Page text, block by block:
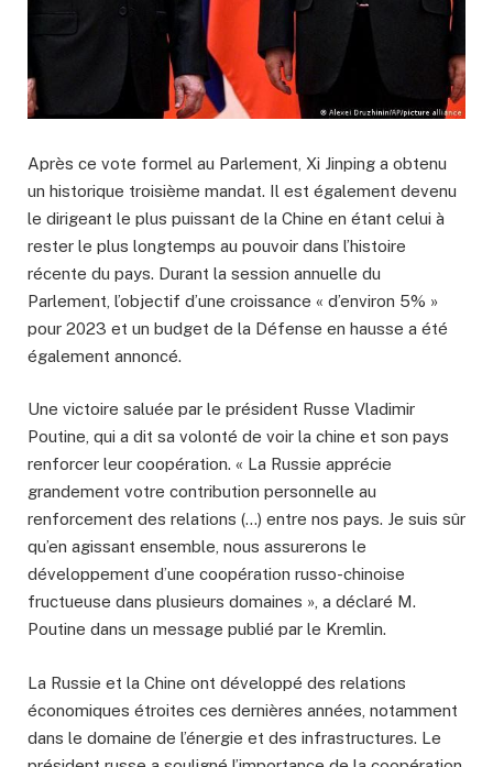
Après ce vote formel au Parlement, Xi Jinping a obtenu
un historique troisième mandat. Il est également devenu
le dirigeant le plus puissant de la Chine en étant celui à
rester le plus longtemps au pouvoir dans l’histoire
récente du pays. Durant la session annuelle du
Parlement, l’objectif d’une croissance « d’environ 5% »
pour 2023 et un budget de la Défense en hausse a été
également annoncé.
Une victoire saluée par le président Russe Vladimir
Poutine, qui a dit sa volonté de voir la chine et son pays
renforcer leur coopération. « La Russie apprécie
grandement votre contribution personnelle au
renforcement des relations (…) entre nos pays. Je suis sûr
qu’en agissant ensemble, nous assurerons le
développement d’une coopération russo-chinoise
fructueuse dans plusieurs domaines », a déclaré M.
Poutine dans un message publié par le Kremlin.
La Russie et la Chine ont développé des relations
économiques étroites ces dernières années, notamment
dans le domaine de l’énergie et des infrastructures. Le